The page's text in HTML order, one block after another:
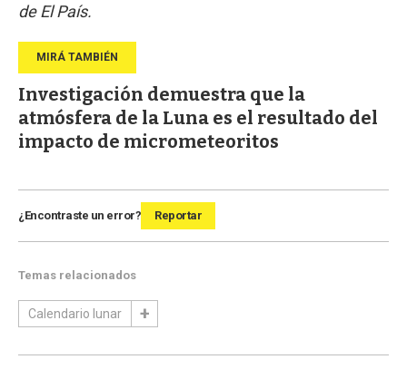
de El País.
Investigación demuestra que la
atmósfera de la Luna es el resultado del
impacto de micrometeoritos
¿Encontraste un error? Reportar
Temas relacionados
Calendario lunar